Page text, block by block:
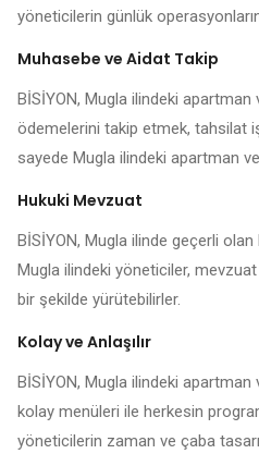
yöneticilerin günlük
Muhasebe ve Aidat Takip
BİSİYON, Mugla ilindeki
ödemelerini takip etmek, tahsilat
sayede Mugla ilindeki apartman
Hukuki Mevzuat
BİSİYON, Mugla ilinde geçerli
Mugla ilindeki yöneticiler,
bir şekilde yürütebilirler.
Kolay ve Anlaşılır
BİSİYON, Mugla ilindeki apartman
kolay menüleri ile herkesin
yöneticilerin zaman ve çaba